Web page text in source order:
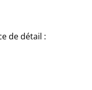
de détail :